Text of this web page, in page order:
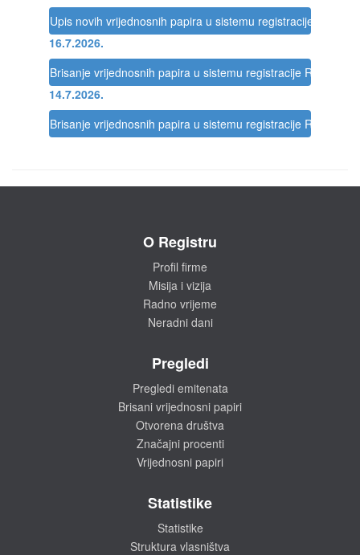
Upis novih vrijednosnih papira u sistemu registracije Registra
16.7.2026.
Brisanje vrijednosnih papira u sistemu registracije Registra
14.7.2026.
Brisanje vrijednosnih papira u sistemu registracije Registra
O Registru
Profil firme
Misija i vizija
Radno vrijeme
Neradni dani
Pregledi
Pregledi emitenata
Brisani vrijednosni papiri
Otvorena društva
Značajni procenti
Vrijednosni papiri
Statistike
Statistike
Struktura vlasništva